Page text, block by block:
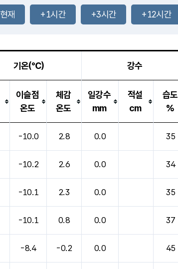
-mm
27.5
℃
29.5℃
0.4m/s
-mm
-mm
현재 +1시간 +3시간 +12시간
기온(℃) 강수
이슬점
온도
체감
온도
일강수
mm
적설
cm
습도
%
-10.0 2.8 0.0 35
-10.2 2.6 0.0 34
-10.1 2.3 0.0 35
-10.1 0.8 0.0 37
-8.4 -0.2 0.0 45